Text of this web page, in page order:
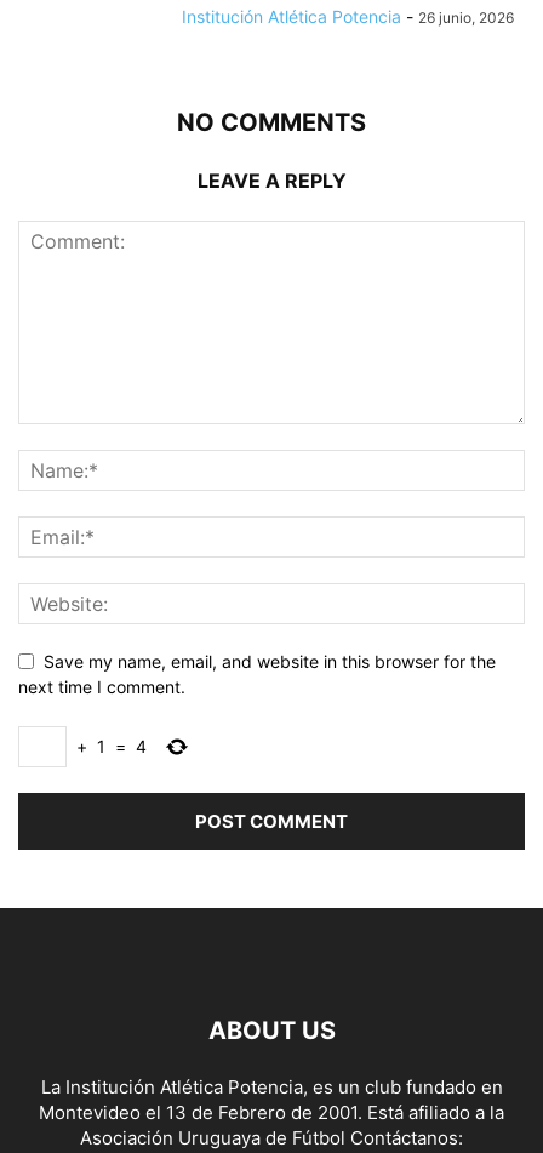
Institución Atlética Potencia - 26 junio, 2026
NO COMMENTS
LEAVE A REPLY
Save my name, email, and website in this browser for the
next time I comment.
+ 1 = 4
ABOUT US
La Institución Atlética Potencia, es un club fundado en
Montevideo el 13 de Febrero de 2001. Está afiliado a la
Asociación Uruguaya de Fútbol Contáctanos: